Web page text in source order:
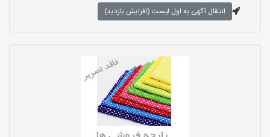
انتقال آگهی به اول لیست (افزایش بازدید)